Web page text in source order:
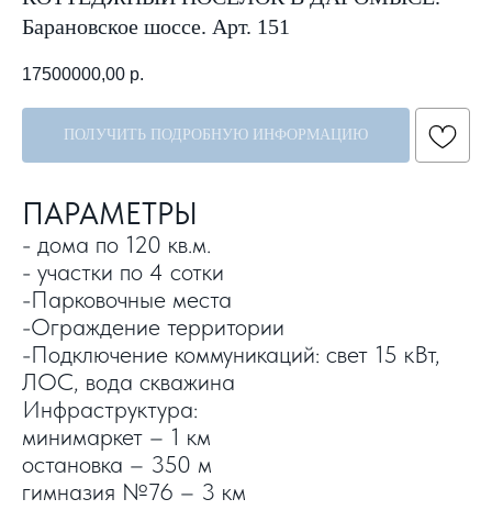
Барановское шоссе. Арт. 151
17500000,00 р.
ПОЛУЧИТЬ ПОДРОБНУЮ ИНФОРМАЦИЮ
ПАРАМЕТРЫ
- дома по 120 кв.м.
- участки по 4 сотки
-Парковочные места
-Ограждение территории
-Подключение коммуникаций: свет 15 кВт,
ЛОС, вода скважина
Инфраструктура:
минимаркет – 1 км
остановка – 350 м
гимназия №76 – 3 км